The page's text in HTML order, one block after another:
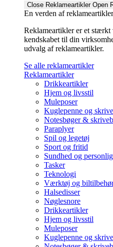
Close Reklameartikler Open
En verden af reklameartikler ​
Reklameartikler er et
kendskabet til din
udvalg af reklameartikler.
Se alle reklameartikler
Reklameartikler
Drikkeartikler
Hjem og livsstil
Muleposer
Kuglepenne og
Notesbøger &
Paraplyer
Spil og legetøj
Sport og fritid
Sundhed og
Tasker
Teknologi
Værktøj og
Halsedisser
Nøglesnore
Drikkeartikler
Hjem og livsstil
Muleposer
Kuglepenne og